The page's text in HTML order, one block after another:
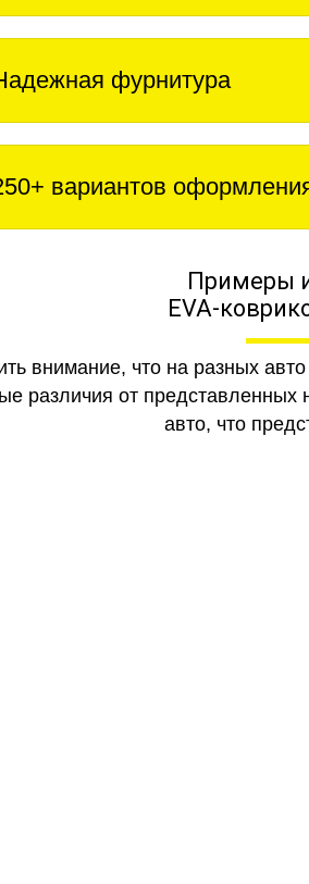
фурнитура
вариантов
Примеры
EVA-
внимание, что на разных
различия от
авто, что